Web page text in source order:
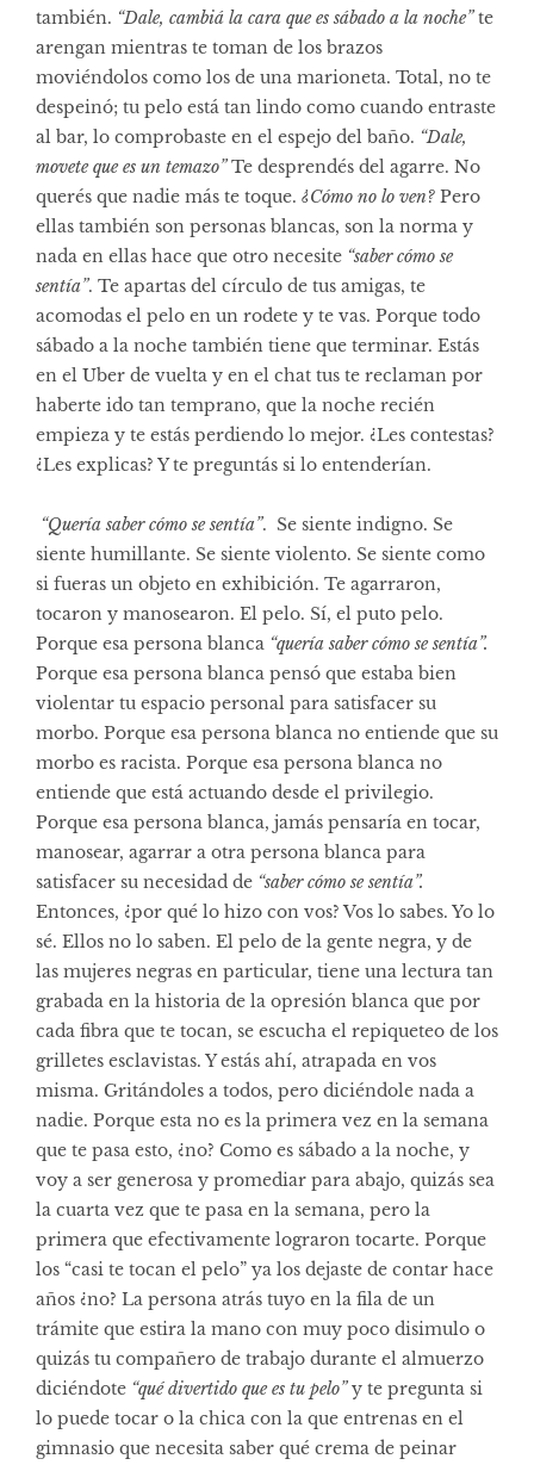
también. “Dale, cambiá la cara que es sábado a la noche”te
arengan mientras te toman de los brazos
moviéndolos como los de una marioneta. Total, no te
despeinó; tu pelo está tan lindo como cuando entraste
al bar, lo comprobaste en el espejo del baño. “Dale,
movete que es un temazo”Te desprendés del agarre. No
querés que nadie más te toque. ¿Cómo no lo ven? Pero
ellas también son personas blancas, son la norma y
nada en ellas hace que otro necesite “saber cómo se
sentía”. Te apartas del círculo de tus amigas, te
acomodas el pelo en un rodete y te vas. Porque todo
sábado a la noche también tiene que terminar. Estás
en el Uber de vuelta y en el chat tus te reclaman por
haberte ido tan temprano, que la noche recién
empieza y te estás perdiendo lo mejor. ¿Les contestas?
¿Les explicas? Y te preguntás si lo entenderían.
“Quería saber cómo se sentía”. Se siente indigno. Se
siente humillante. Se siente violento. Se siente como
si fueras un objeto en exhibición. Te agarraron,
tocaron y manosearon. El pelo. Sí, el puto pelo.
Porque esa persona blanca “quería saber cómo se sentía”.
Porque esa persona blanca pensó que estaba bien
violentar tu espacio personal para satisfacer su
morbo. Porque esa persona blanca no entiende que su
morbo es racista. Porque esa persona blanca no
entiende que está actuando desde el privilegio.
Porque esa persona blanca, jamás pensaría en tocar,
manosear, agarrar a otra persona blanca para
satisfacer su necesidad de “saber cómo se sentía”.
Entonces, ¿por qué lo hizo con vos? Vos lo sabes. Yo lo
sé. Ellos no lo saben. El pelo de la gente negra, y de
las mujeres negras en particular, tiene una lectura tan
grabada en la historia de la opresión blanca que por
cada fibra que te tocan, se escucha el repiqueteo de los
grilletes esclavistas. Y estás ahí, atrapada en vos
misma. Gritándoles a todos, pero diciéndole nada a
nadie. Porque esta no es la primera vez en la semana
que te pasa esto, ¿no? Como es sábado a la noche, y
voy a ser generosa y promediar para abajo, quizás sea
la cuarta vez que te pasa en la semana, pero la
primera que efectivamente lograron tocarte. Porque
los “casi te tocan el pelo” ya los dejaste de contar hace
años ¿no? La persona atrás tuyo en la fila de un
trámite que estira la mano con muy poco disimulo o
quizás tu compañero de trabajo durante el almuerzo
diciéndote “qué divertido que es tu pelo”y te pregunta si
lo puede tocar o la chica con la que entrenas en el
gimnasio que necesita saber qué crema de peinar